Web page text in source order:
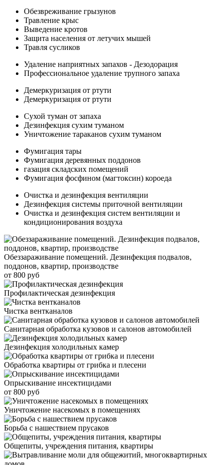
Обезвреживание грызунов
Травление крыс
Выведение кротов
Защита населения от летучих мышей
Травля сусликов
Удаление наприятных запахов - Дезодорация
Профессиональное удаление трупного запаха
Демеркуризация от ртути
Демеркуризация от ртути
Сухой туман от запаха
Дезинфекция сухим туманом
Уничтожение тараканов сухим туманом
Фумигация тары
Фумигация деревянных поддонов
газация складских помещений
Фумигация фосфином (магтоксин) короеда
Очистка и дезинфекция вентиляции
Дезинфекция системы приточной вентиляции
Очистка и дезинфекция систем вентиляции и
кондиционирования воздуха
Обеззараживание помещений. Дезинфекция подвалов,
поддонов, квартир, производстве
от 800 руб
Профилактическая дезинфекция
Чистка вентканалов
Санитарная обработка кузовов и салонов автомобилей
Дезинфекция холодильных камер
Обработка квартиры от грибка и плесени
Опрыскивание инсектицидами
от 800 руб
Уничтожение насекомых в помещениях
Борьба с нашествием прусаков
Общепиты, учреждения питания, квартиры